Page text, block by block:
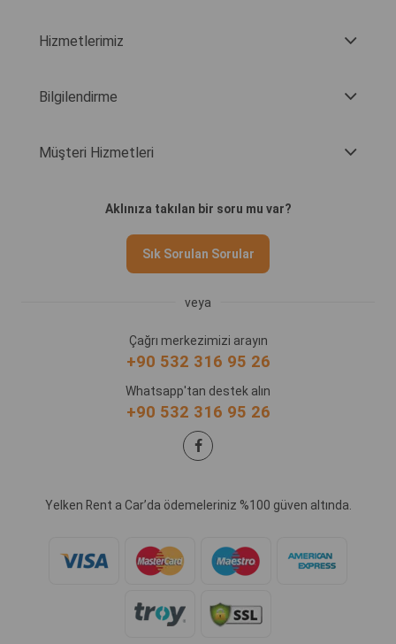
Hizmetlerimiz
Bilgilendirme
Müşteri Hizmetleri
Aklınıza takılan bir soru mu var?
Sık Sorulan Sorular
veya
Çağrı merkezimizi arayın
+90 532 316 95 26
Whatsapp'tan destek alın
+90 532 316 95 26
Yelken Rent a Car’da ödemeleriniz %100 güven altında.